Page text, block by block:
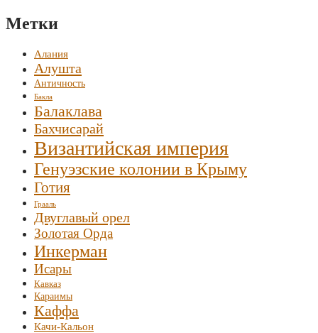
Метки
Алания
Алушта
Античность
Бакла
Балаклава
Бахчисарай
Византийская империя
Генуэзские колонии в Крыму
Готия
Грааль
Двуглавый орел
Золотая Орда
Инкерман
Исары
Кавказ
Караимы
Каффа
Качи-Кальон